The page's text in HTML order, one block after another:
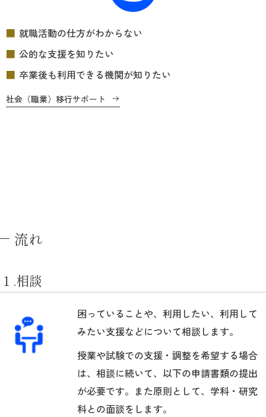
就職活動の仕方がわからない
公的な支援を知りたい
卒業後も利用できる機関が知りたい
社会（職業）移行サポート
流れ
１.相談
困っていることや、利用したい、利用して
みたい支援などについて相談します。
授業や試験での支援・調整を希望する場合
は、相談に続いて、以下の申請書類の提出
が必要です。また原則として、学科・研究
科との面談をします。